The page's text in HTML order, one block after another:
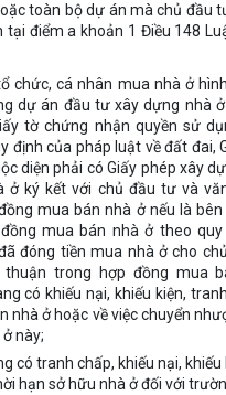
toàn bộ dự án mà chủ đầu
tại điểm a khoản 1 Điều 148
chức, cá nhân mua nhà ở
dự án đầu tư xây dựng nhà
tờ chứng nhận quyền sử
định của pháp luật về đất đai,
diện phải có Giấy phép xây
ở ký kết với chủ đầu tư và
mua bán nhà ở nếu là bên
mua bán nhà ở theo
đóng tiền mua nhà ở cho
trong hợp đồng mua
có khiếu nại, khiếu kiện,
nhà ở hoặc về việc chuyển
này;
có tranh chấp, khiếu nại, khiếu
hạn sở hữu nhà ở đối với